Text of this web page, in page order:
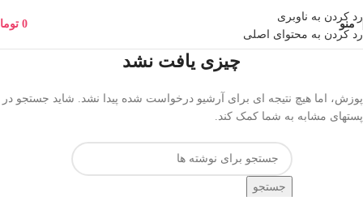
رد کردن به ناوبری
رد کردن به محتوای اصلی
منو 0
چیزی یافت نشد
پوزش، اما هیچ نتیجه ای برای آرشیو درخواست شده پیدا نشد. شاید جستجو در
پستهای مشابه به شما کمک کند.
جستجو